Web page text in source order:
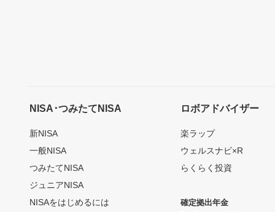
NISA･つみたてNISA
新NISA
一般NISA
つみたてNISA
ジュニアNISA
NISAをはじめるには
ロボアドバイザー
楽ラップ
ウェルスナビ×R
らくらく投資
確定拠出年金